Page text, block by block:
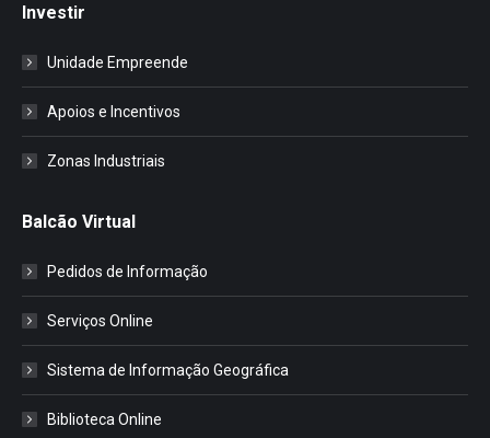
Investir
Unidade Empreende
Apoios e Incentivos
Zonas Industriais
Balcão Virtual
Pedidos de Informação
Serviços Online
Sistema de Informação Geográfica
Biblioteca Online